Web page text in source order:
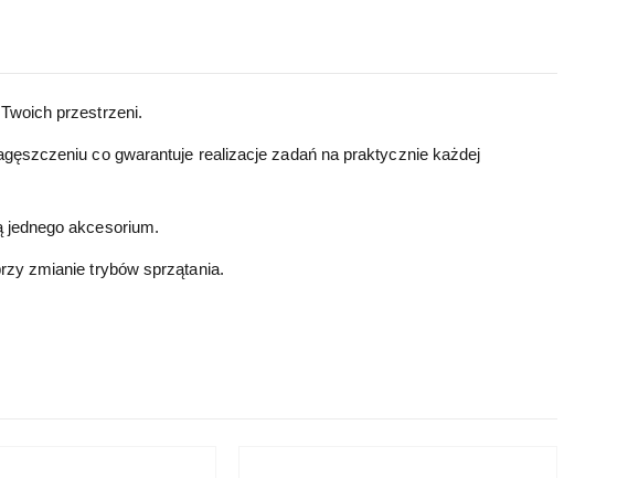
przestrzeni.
co gwarantuje realizacje zadań na praktycznie każdej
jednego akcesorium.
zmianie trybów sprzątania.